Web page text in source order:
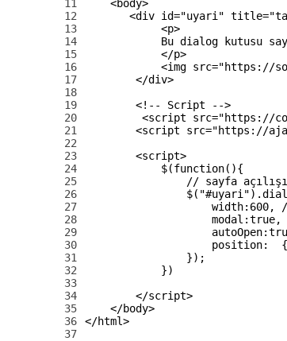
11
12
13
14
15
16
17
18
19
20
21
22
23
24
25
26
27
28
29
30
31
32
33
34
35
36
37
<body>
<div id="uyari" title=
<p>
Bu dialog kutusu sayfanın
</p>
<img src="https://
</div>
<!-- Script -->
<script src="https://
<script src="https://
<script>
$(function( ){
// sayfa
$( "#uyari") .
width: 600,
modal :true,
autoOpen:
position: {
}) ;
})
</script>
</body>
</html>